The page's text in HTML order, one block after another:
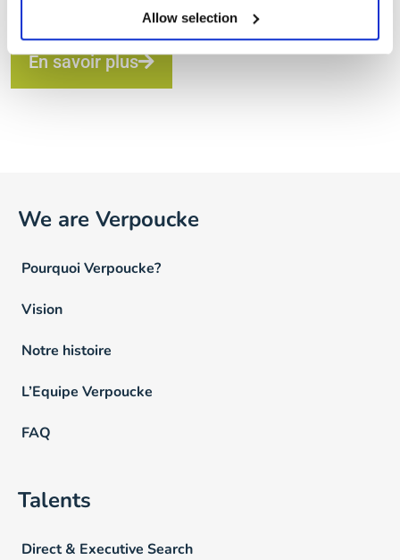
Allow selection
En savoir plus
We are Verpoucke
Pourquoi Verpoucke?
Vision
Notre histoire
L’Equipe Verpoucke
FAQ
Talents
Direct & Executive Search